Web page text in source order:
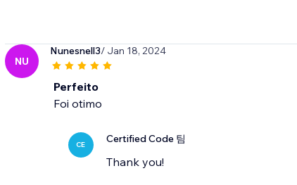
NU
Nunesnell3/ Jan 18, 2024
Perfeito
Foi otimo
CE Certified Code 팀
Thank you!